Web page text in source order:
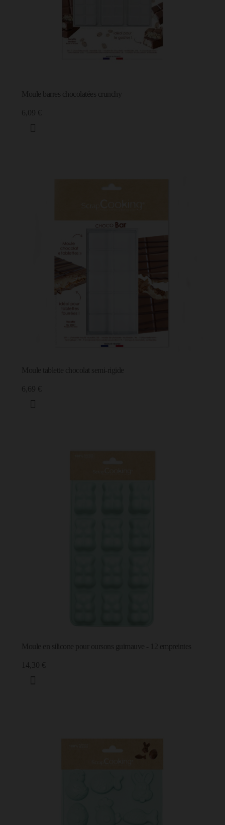
Moule barres chocolatées crunchy
6,09 €
Moule tablette chocolat semi-rigide
6,69 €
Moule en silicone pour oursons guimauve - 12 empreintes
14,30 €